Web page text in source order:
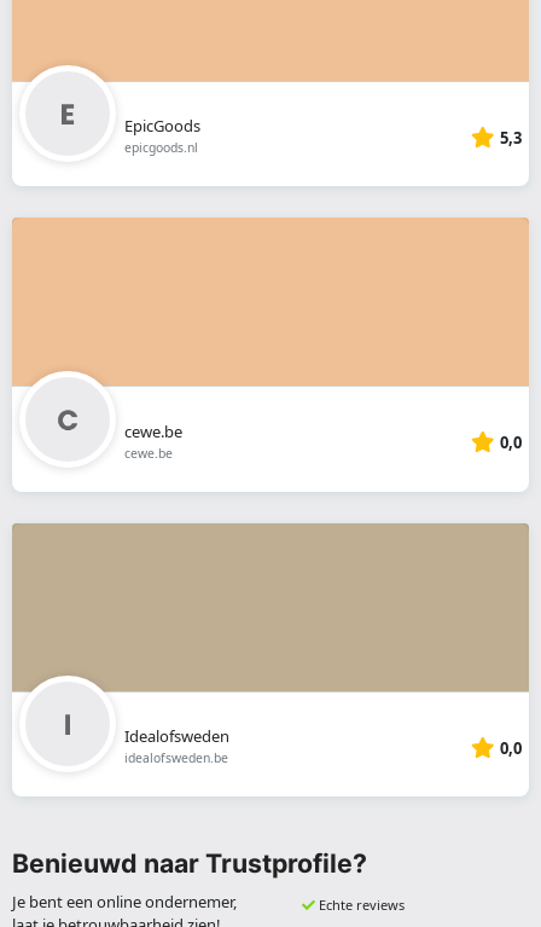
EpicGoods
epicgoods.nl 5,3
cewe.be
cewe.be 0,0
Idealofsweden
idealofsweden.be 0,0
Benieuwd naar Trustprofile?
Je bent een online ondernemer,
Echte reviews